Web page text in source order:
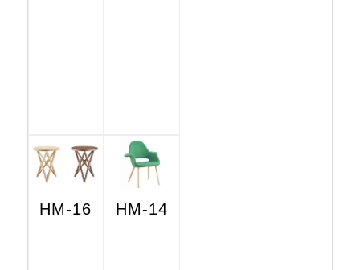
HM-16 HM-14